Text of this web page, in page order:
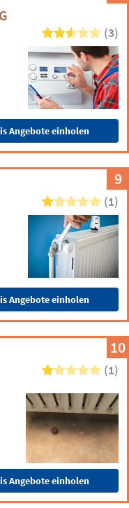
(3)
Angebote einholen
9
(1)
Angebote einholen
10
(1)
Angebote einholen